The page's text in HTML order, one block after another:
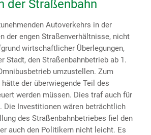
der Straßenbahn
Autoverkehrs in der
der engen Straßenverhältnisse, nicht
wirtschaftlicher Überlegungen,
Stadt, den Straßenbahnbetrieb ab 1.
umzustellen. Zum
der überwiegende Teil des
werden müssen. Dies traf auch für
Die Investitionen wären beträchtlich
des Straßenbahnbetriebes fiel den
auch den Politikern nicht leicht. Es